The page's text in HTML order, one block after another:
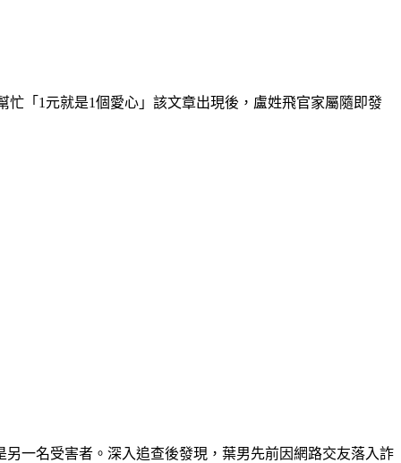
「1元就是1個愛心」該文章出現後，盧姓飛官家屬隨即發
一名受害者。深入追查後發現，葉男先前因網路交友落入詐